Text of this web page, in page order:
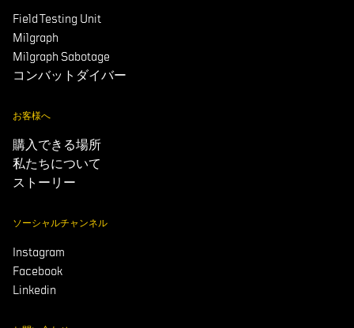
Field Testing Unit
Milgraph
Milgraph Sabotage
コンバットダイバー
お客様へ
購入できる場所
私たちについて
ストーリー
ソーシャルチャンネル
Instagram
Facebook
Linkedin